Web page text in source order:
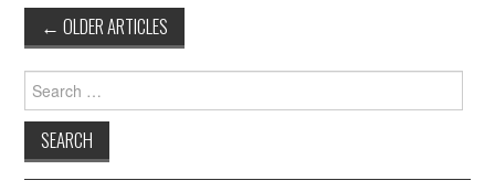
Post
navigation
← OLDER ARTICLES
Search
for: